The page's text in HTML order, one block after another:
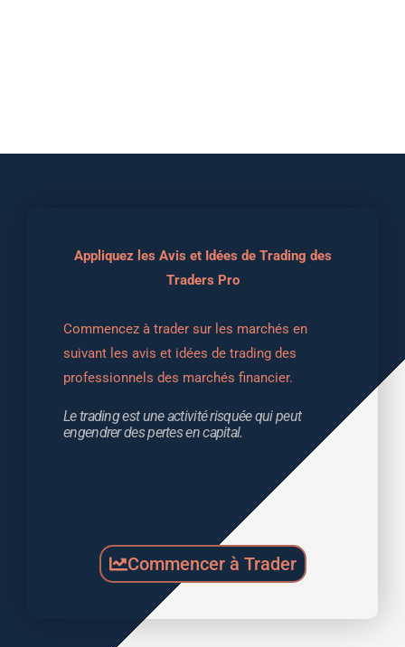
Appliquez les Avis et Idées de Trading des
Traders Pro
Commencez à trader sur les marchés en
suivant les avis et idées de trading des
professionnels des marchés financier.
Le trading est une activité risquée qui peut
engendrer des pertes en capital.
Commencer à Trader